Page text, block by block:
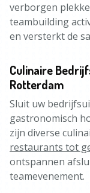
verborgen
teambuilding
en versterkt de
Culinaire
Rotterdam
Sluit uw
gastronomisch
zijn diverse
restaurants tot
ontspannen
teamevenement.